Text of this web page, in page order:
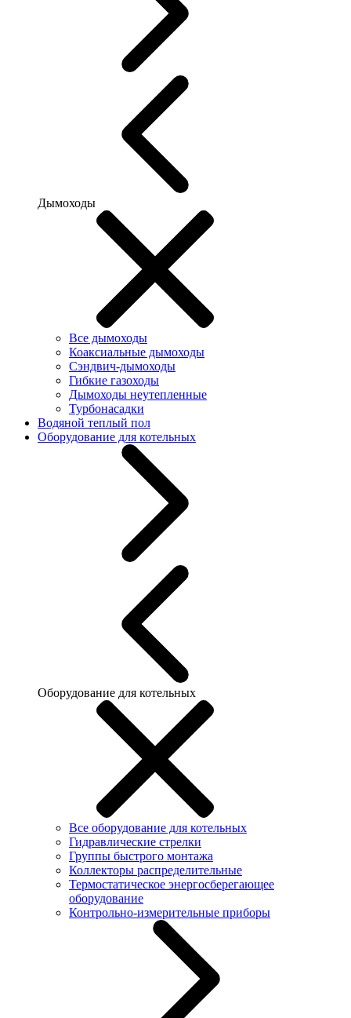
Дымоходы
Все дымоходы
Коаксиальные дымоходы
Сэндвич-дымоходы
Гибкие газоходы
Дымоходы неутепленные
Турбонасадки
Водяной теплый пол
Оборудование для котельных
Оборудование для котельных
Все оборудование для котельных
Гидравлические стрелки
Группы быстрого монтажа
Коллекторы распределительные
Термостатическое энергосберегающее
оборудование
Контрольно-измерительные приборы